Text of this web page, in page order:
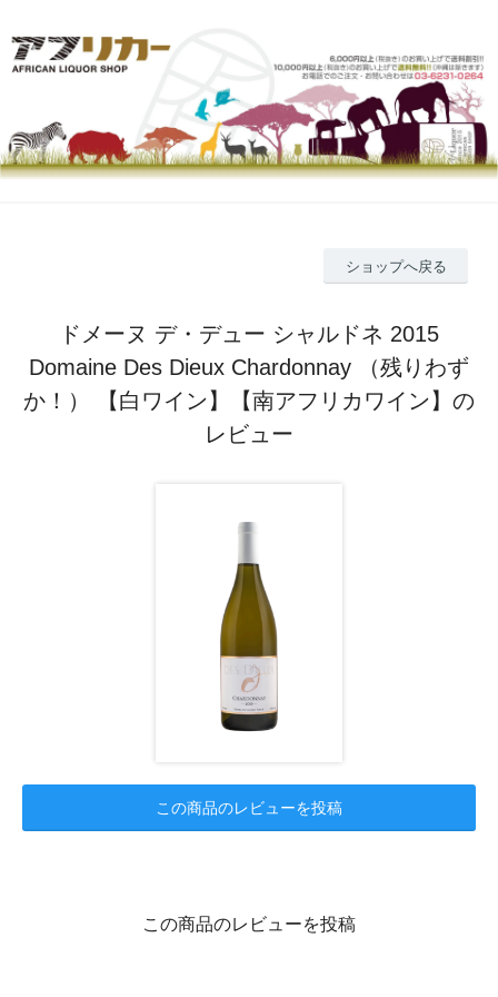
ショップへ戻る
ドメーヌ デ・デュー シャルドネ 2015
Domaine Des Dieux Chardonnay （残りわず
か！） 【白ワイン】【南アフリカワイン】の
レビュー
この商品のレビューを投稿
この商品のレビューを投稿